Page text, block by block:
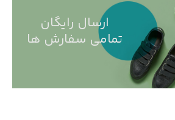
ارسال رایگان
تمامی سفارش ها